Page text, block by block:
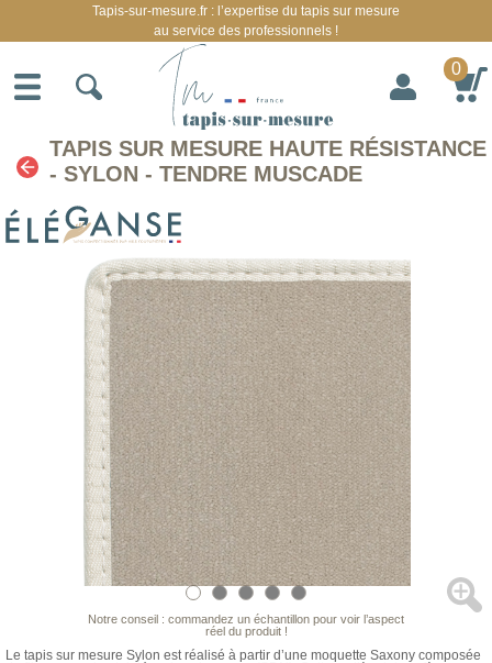
TAPIS SUR MESURE HAUTE RÉSISTANCE
- SYLON - TENDRE MUSCADE
Notre conseil : commandez un échantillon pour voir l’aspect
réel du produit !
Le tapis sur mesure Sylon est réalisé à partir d’une moquette Saxony composée
Tapis-sur-mesure.fr : l’expertise du tapis sur mesure
au service des professionnels !
0